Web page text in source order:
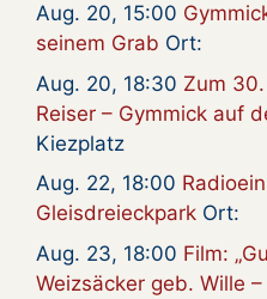
Aug. 20, 15:00
seinem Grab Ort:
Aug. 20, 18:30 Zum
Reiser – Gymmick auf
Kiezplatz
Aug. 22, 18:00
Gleisdreieckpark Ort:
Aug. 23, 18:00 Film:
Weizsäcker geb. Wille